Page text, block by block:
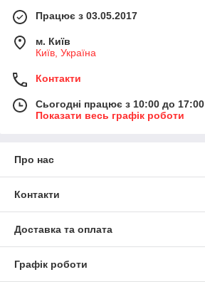
Працює з 03.05.2017
м. Київ
Київ, Україна
Контакти
Сьогодні працює з 10:00 до 17:00
Показати весь графік роботи
Про нас
Контакти
Доставка та оплата
Графік роботи